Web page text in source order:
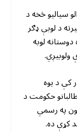
سیالیو څخه د
د لوبې ډګر
لوبه
ولوبیږي.
کې د یوه
حکومت د
په رسمي
کړې ده.